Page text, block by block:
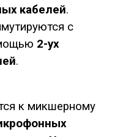
кабелей.
с
2-ух
.
к микшерному